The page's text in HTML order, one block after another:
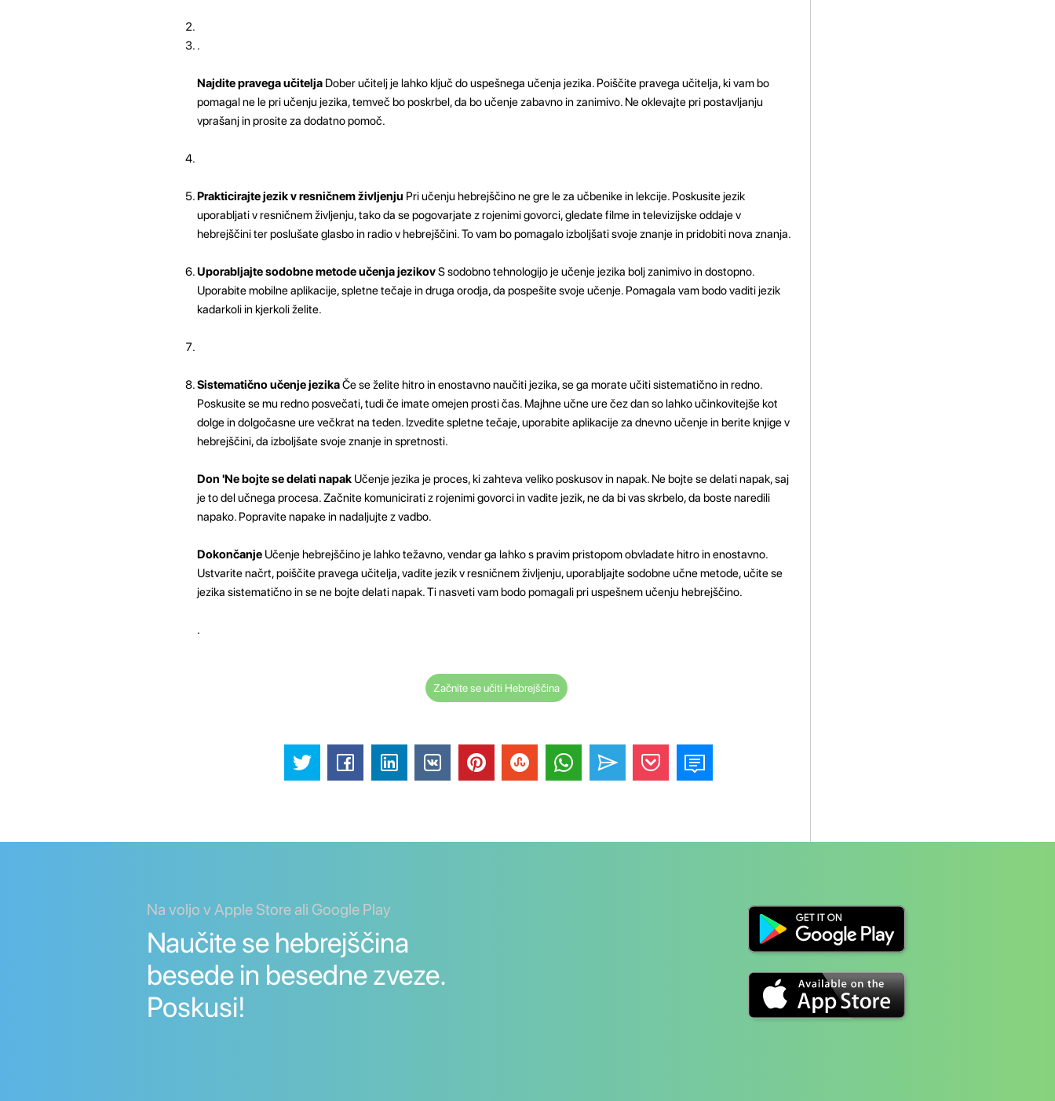
.
Najdite pravega učiteljaDober učitelj je lahko ključ do uspešnega učenja jezika. Poiščite pravega učitelja, ki vam bo
pomagal ne le pri učenju jezika, temveč bo poskrbel, da bo učenje zabavno in zanimivo. Ne oklevajte pri postavljanju
vprašanj in prosite za dodatno pomoč.
Prakticirajte jezik v resničnem življenju Pri učenju hebrejščino ne gre le za učbenike in lekcije. Poskusite jezik
uporabljati v resničnem življenju, tako da se pogovarjate z rojenimi govorci, gledate filme in televizijske oddaje v
hebrejščini ter poslušate glasbo in radio v hebrejščini. To vam bo pomagalo izboljšati svoje znanje in pridobiti nova znanja.
Uporabljajte sodobne metode učenja jezikovS sodobno tehnologijo je učenje jezika bolj zanimivo in dostopno.
Uporabite mobilne aplikacije, spletne tečaje in druga orodja, da pospešite svoje učenje. Pomagala vam bodo vaditi jezik
kadarkoli in kjerkoli želite.
Sistematično učenje jezikaČe se želite hitro in enostavno naučiti jezika, se ga morate učiti sistematično in redno.
Poskusite se mu redno posvečati, tudi če imate omejen prosti čas. Majhne učne ure čez dan so lahko učinkovitejše kot
dolge in dolgočasne ure večkrat na teden. Izvedite spletne tečaje, uporabite aplikacije za dnevno učenje in berite knjige v
hebrejščini, da izboljšate svoje znanje in spretnosti.
Don 'Ne bojte se delati napakUčenje jezika je proces, ki zahteva veliko poskusov in napak. Ne bojte se delati napak, saj
je to del učnega procesa. Začnite komunicirati z rojenimi govorci in vadite jezik, ne da bi vas skrbelo, da boste naredili
napako. Popravite napake in nadaljujte z vadbo.
DokončanjeUčenje hebrejščino je lahko težavno, vendar ga lahko s pravim pristopom obvladate hitro in enostavno.
Ustvarite načrt, poiščite pravega učitelja, vadite jezik v resničnem življenju, uporabljajte sodobne učne metode, učite se
jezika sistematično in se ne bojte delati napak. Ti nasveti vam bodo pomagali pri uspešnem učenju hebrejščino.
.
Začnite se učiti Hebrejščina
Na voljo v Apple Store ali Google Play
Naučite se hebrejščina
besede in besedne zveze.
Poskusi!